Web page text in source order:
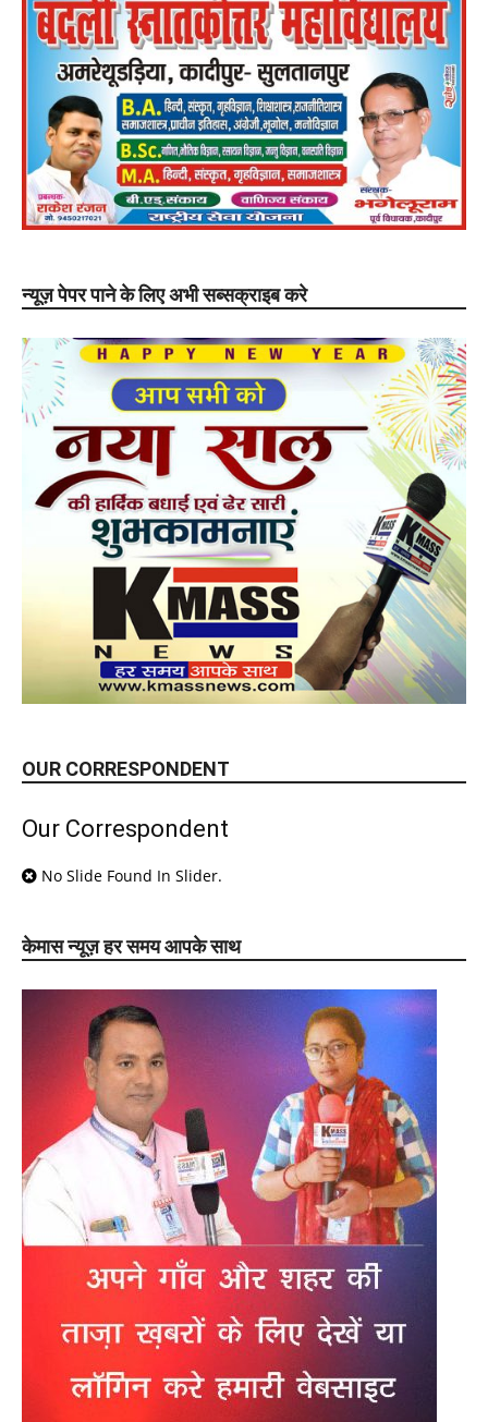
न्यूज़ पेपर पाने के लिए अभी सब्सक्राइब करे
OUR CORRESPONDENT
Our Correspondent
No Slide Found In Slider.
केमास न्यूज़ हर समय आपके साथ